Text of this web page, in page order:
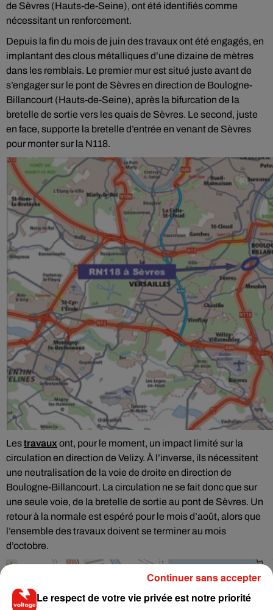
de Sèvres (Hauts-de-Seine), ont été identifiés comme
nécessitant un renforcement.
Depuis la fin du mois de juin des travaux ont été engagés, en
implantant des clous métalliques d’une dizaine de mètres
dans les remblais. Le premier mur est situé juste avant de
s’engager sur le pont de Sèvres en direction de Boulogne-
Billancourt (Hauts-de-Seine), après la bifurcation de la
bretelle de sortie vers les quais de Sèvres. Le second, juste
en face, supporte la bretelle d’entrée en venant de Sèvres
pour monter sur la N118.
Lestravaux ont, pour le moment, un impact limité sur la
circulation en direction de Velizy. À l’inverse, ils nécessitent
une neutralisation de la voie de droite en direction de
Boulogne-Billancourt. La circulation ne se fait donc que sur
une seule voie, de la bretelle de sortie au pont de Sèvres. Un
retour à la normale est espéré pour le mois d’août, alors que
l’ensemble des travaux doivent se terminer au mois
d’octobre.
Le respect de votre vie privée est notre priorité
Continuer sans accepter